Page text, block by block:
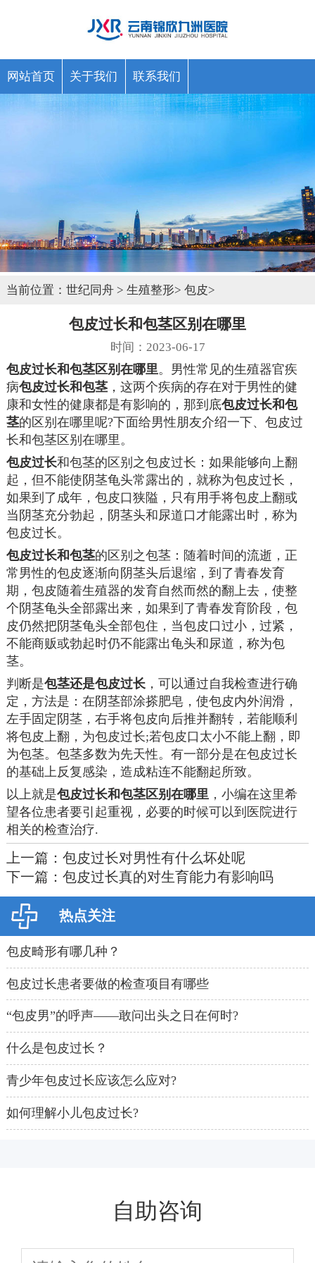
网站首页 关于我们 联系我们
当前位置： 世纪同舟> 生殖整形> 包皮>
包皮过长和包茎区别在哪里
时间：2023-06-17
包皮过长和包茎区别在哪里。男性常见的生殖器官疾
病包皮过长和包茎，这两个疾病的存在对于男性的健
康和女性的健康都是有影响的，那到底包皮过长和包
茎的区别在哪里呢?下面给男性朋友介绍一下、包皮过
长和包茎区别在哪里。
包皮过长和包茎的区别之包皮过长：如果能够向上翻
起，但不能使阴茎龟头常露出的，就称为包皮过长，
如果到了成年，包皮口狭隘，只有用手将包皮上翻或
当阴茎充分勃起，阴茎头和尿道口才能露出时，称为
包皮过长。
包皮过长和包茎的区别之包茎：随着时间的流逝，正
常男性的包皮逐渐向阴茎头后退缩，到了青春发育
期，包皮随着生殖器的发育自然而然的翻上去，使整
个阴茎龟头全部露出来，如果到了青春发育阶段，包
皮仍然把阴茎龟头全部包住，当包皮口过小，过紧，
不能商贩或勃起时仍不能露出龟头和尿道，称为包
茎。
判断是包茎还是包皮过长，可以通过自我检查进行确
定，方法是：在阴茎部涂搽肥皂，使包皮内外润滑，
左手固定阴茎，右手将包皮向后推并翻转，若能顺利
将包皮上翻，为包皮过长;若包皮口太小不能上翻，即
为包茎。包茎多数为先天性。有一部分是在包皮过长
的基础上反复感染，造成粘连不能翻起所致。
以上就是包皮过长和包茎区别在哪里 ，小编在这里希
望各位患者要引起重视，必要的时候可以到医院进行
相关的检查治疗.
上一篇： 包皮过长对男性有什么坏处呢
下一篇： 包皮过长真的对生育能力有影响吗
热点关注
包皮畸形有哪几种？
包皮过长患者要做的检查项目有哪些
“包皮男”的呼声――敢问出头之日在何时?
什么是包皮过长？
青少年包皮过长应该怎么应对?
如何理解小儿包皮过长?
自助咨询